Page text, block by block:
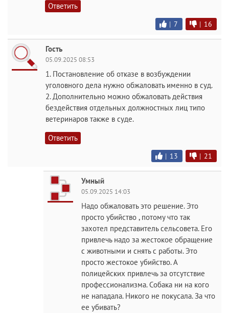
Ответить
| 7 | 16
Гость
05.09.2025 08:53
1. Постановление об отказе в возбуждении
уголовного дела нужно обжаловать именно в суд.
2. Дополнительно можно обжаловать действия
бездействия отдельных должностных лиц типо
ветеринаров также в суде.
Ответить
| 13 | 21
Умный
05.09.2025 14:03
Надо обжаловать это решение. Это
просто убийство , потому что так
захотел представитель сельсовета. Его
привлечь надо за жестокое обращение
с животными и снять с работы. Это
просто жестокое убийство. А
полицейских привлечь за отсутствие
профессионализма. Собака ни на кого
не нападала. Никого не покусала. За что
ее убивать?